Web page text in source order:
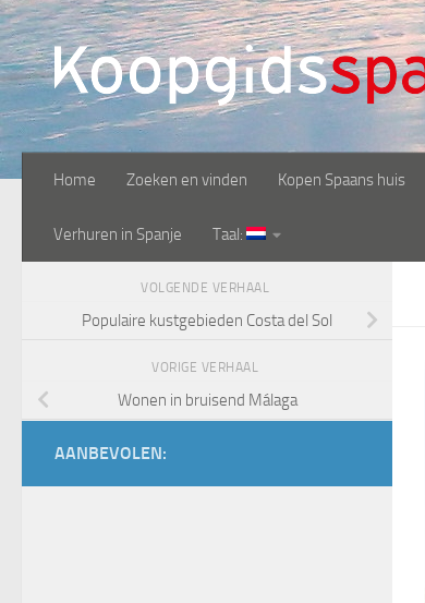
Doorgaan naar inhoud
Home Zoeken en vinden Kopen Spaans huis
Verhuren in Spanje Taal:
VOLGENDE VERHAAL
Populaire kustgebieden Costa del Sol
VORIGE VERHAAL
Wonen in bruisend Málaga
AANBEVOLEN: